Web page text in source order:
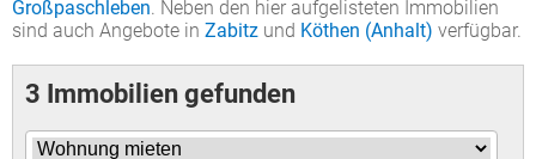
Großpaschleben. Neben den hier aufgelisteten Immobilien
sind auch Angebote in Zabitz und Köthen (Anhalt) verfügbar.
3 Immobilien gefunden